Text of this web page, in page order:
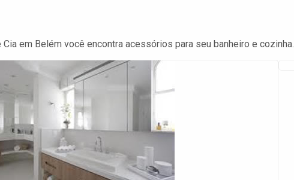
Cia em Belém você encontra acessórios para seu banheiro e cozinha.